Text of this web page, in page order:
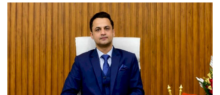
&
Vision
Hall
Fame
Contact